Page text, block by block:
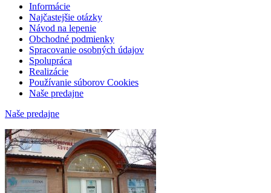
Informácie
Najčastejšie otázky
Návod na lepenie
Obchodné podmienky
Spracovanie osobných údajov
Spolupráca
Realizácie
Používanie súborov Cookies
Naše predajne
Naše predajne